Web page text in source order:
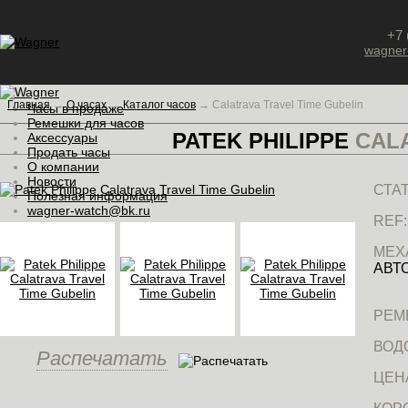
+7
Часы в продаже
Ремешки для часов
Аксессуары
Продать часы
О компании
Новости
Полезная информация
wagner-watch@bk.ru
Главная→О часах→Каталог часов → Calatrava Travel Time Gubelin
PATEK PHILIPPE
Распечатать
REF: